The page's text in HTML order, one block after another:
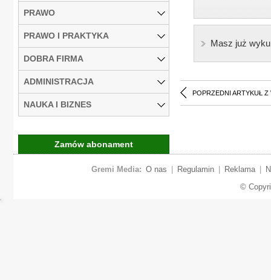
Masz już
POPRZEDNI ARTYKUŁ Z
PRAWO
PRAWO I PRAKTYKA
DOBRA FIRMA
ADMINISTRACJA
NAUKA I BIZNES
Zamów abonament
Gremi Media: O nas Regulamin Reklama
©